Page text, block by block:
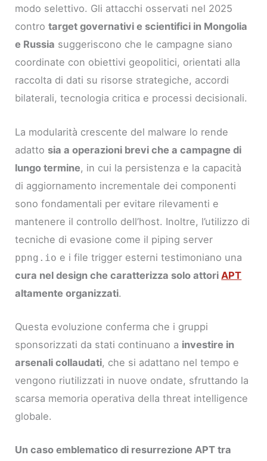
modo selettivo. Gli attacchi osservati nel 2025
controtarget governativi e scientifici in Mongolia
e Russia suggeriscono che le campagne siano
coordinate con obiettivi geopolitici, orientati alla
raccolta di dati su risorse strategiche, accordi
bilaterali, tecnologia critica e processi decisionali.
La modularità crescente del malware lo rende
adatto sia a operazioni brevi che a campagne di
lungo termine, in cui la persistenza e la capacità
di aggiornamento incrementale dei componenti
sono fondamentali per evitare rilevamenti e
mantenere il controllo dell’host. Inoltre, l’utilizzo di
tecniche di evasione come il piping server
ppng.io e i file trigger esterni testimoniano una
cura nel design che caratterizza solo attoriAPT
altamente organizzati.
Questa evoluzione conferma che i gruppi
sponsorizzati da stati continuano a investire in
arsenali collaudati, che si adattano nel tempo e
vengono riutilizzati in nuove ondate, sfruttando la
scarsa memoria operativa della threat intelligence
globale.
Un caso emblematico di resurrezione APT tra